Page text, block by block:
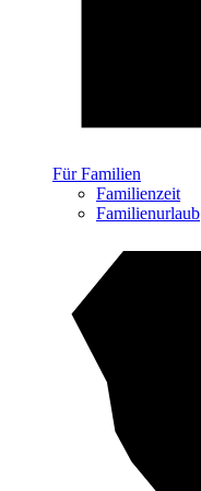
Für Familien
Familienzeit
Familienurlaub